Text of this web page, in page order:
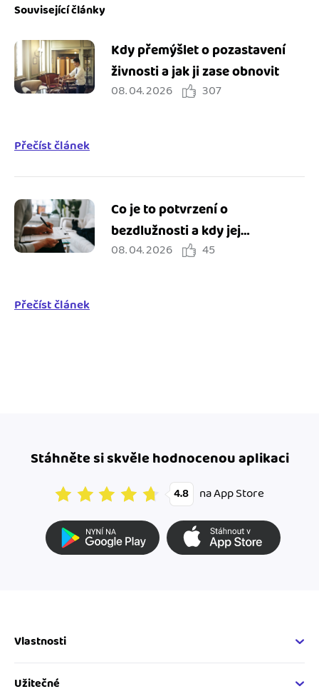
Související články
Kdy přemýšlet o pozastavení
živnosti a jak ji zase obnovit
08. 04. 2026 307
Přečíst článek
Co je to potvrzení o
bezdlužnosti a kdy jej
potřebuji?
08. 04. 2026 45
Přečíst článek
Stáhněte si skvěle hodnocenou aplikaci
4.8 na App Store
Vlastnosti
Fakturační vlastnosti
Online fakturace
Užitečné